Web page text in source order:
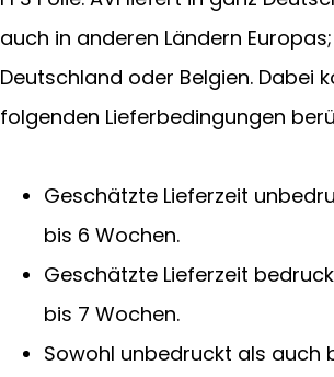
auch in anderen Ländern
Deutschland oder Belgien. Dabei
folgenden Lieferbedingungen
Geschätzte Lieferzeit
bis 6 Wochen.
Geschätzte Lieferzeit
bis 7 Wochen.
Sowohl unbedruckt als auch